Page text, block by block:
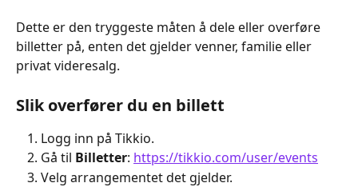
Dette er den tryggeste måten å dele eller overføre
billetter på, enten det gjelder venner, familie eller
privat videresalg.
Slik overfører du en billett
Logg inn på Tikkio.
Gå til Billetter: https://tikkio.com/user/events
Velg arrangementet det gjelder.